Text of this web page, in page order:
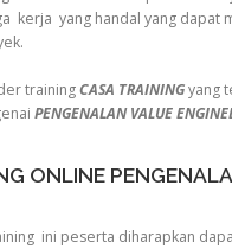
kerja yang handal yang dapat
trainingCASA TRAININGyang
PENGENALAN VALUE
ONLINE
ini peserta diharapkan